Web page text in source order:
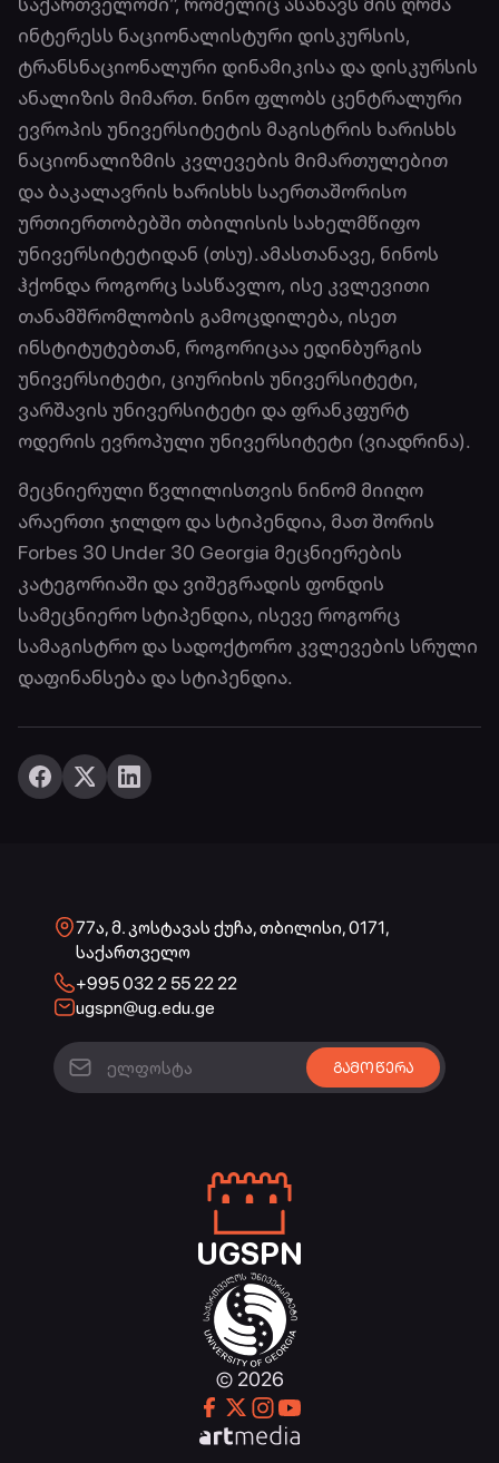
ინტერესს ნაციონალისტური დისკურსის,
ტრანსნაციონალური დინამიკისა და დისკურსის
ანალიზის მიმართ. ნინო ფლობს ცენტრალური
ევროპის უნივერსიტეტის მაგისტრის ხარისხს
ნაციონალიზმის კვლევების მიმართულებით
და ბაკალავრის ხარისხს საერთაშორისო
ურთიერთობებში თბილისის სახელმწიფო
უნივერსიტეტიდან (თსუ).ამასთანავე, ნინოს
ჰქონდა როგორც სასწავლო, ისე კვლევითი
თანამშრომლობის გამოცდილება, ისეთ
ინსტიტუტებთან, როგორიცაა ედინბურგის
უნივერსიტეტი, ციურიხის უნივერსიტეტი,
ვარშავის უნივერსიტეტი და ფრანკფურტ
ოდერის ევროპული უნივერსიტეტი (ვიადრინა).
მეცნიერული წვლილისთვის ნინომ მიიღო
არაერთი ჯილდო და სტიპენდია, მათ შორის
Forbes 30 Under 30 Georgia მეცნიერების
კატეგორიაში და ვიშეგრადის ფონდის
სამეცნიერო სტიპენდია, ისევე როგორც
სამაგისტრო და სადოქტორო კვლევების სრული
დაფინანსება და სტიპენდია.
77ა, მ. კოსტავას ქუჩა, თბილისი, 0171,
საქართველო
+995 032 2 55 22 22
ugspn@ug.edu.ge
UGSPN
© 2026